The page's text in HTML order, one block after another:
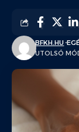
UTOLSÓ
BFKH.HU